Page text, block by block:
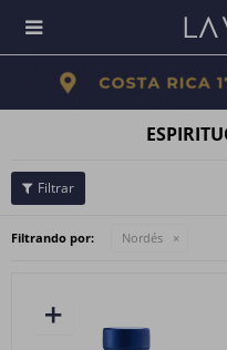

Filtrando por: Nordés